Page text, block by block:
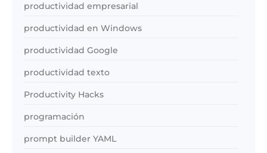
productividad empresarial
productividad en Windows
productividad Google
productividad texto
Productivity Hacks
programación
prompt builder YAML